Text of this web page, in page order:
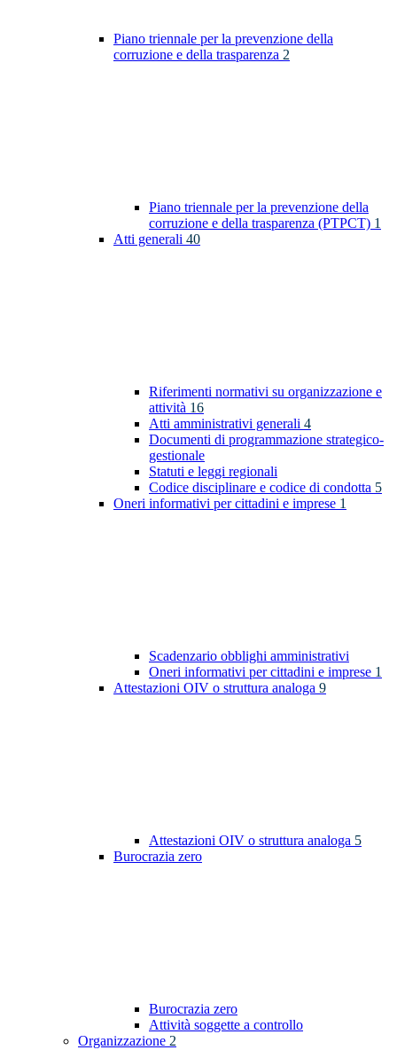
Piano triennale per la prevenzione della
corruzione e della trasparenza 2
Piano triennale per la prevenzione della
corruzione e della trasparenza (PTPCT) 1
Atti generali 40
Riferimenti normativi su organizzazione e
attività 16
Atti amministrativi generali 4
Documenti di programmazione strategico-
gestionale
Statuti e leggi regionali
Codice disciplinare e codice di condotta 5
Oneri informativi per cittadini e imprese 1
Scadenzario obblighi amministrativi
Oneri informativi per cittadini e imprese 1
Attestazioni OIV o struttura analoga 9
Attestazioni OIV o struttura analoga 5
Burocrazia zero
Burocrazia zero
Attività soggette a controllo
Organizzazione 2